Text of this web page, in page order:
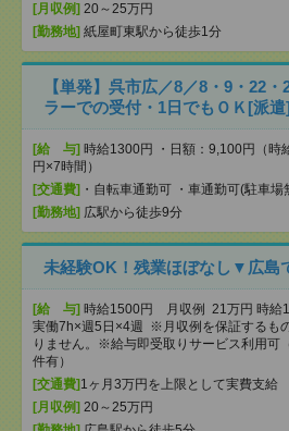
[月収例] 20～25万円
[勤務地] 紙屋町東駅から徒歩1分
【単発】呉市広／8／8・9・22
ラーでの受付・1日でもＯＫ[派遣]
[給 与] 時給1300円 ・日額：9,100円（時
円×7時間）
[交通費] ・自転車通勤可 ・車通勤可(駐車場
[勤務地] 広駅から徒歩9分
未経験OK！残業ほぼなし▼広島
[給 与] 時給1500円 月収例 21万円 時給
実働7h×週5日×4週 ※月収例を保証するも
りません。※給与即受取りサービス利用可
件有）
[交通費] 1ヶ月3万円を上限として実費支給
[月収例] 20～25万円